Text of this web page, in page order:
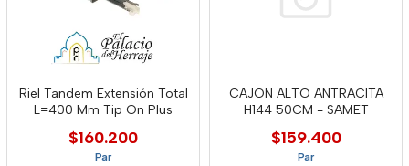
Riel Tandem Extensión Total
L=400 Mm Tip On Plus
$160.200
Par
CAJON ALTO ANTRACITA
H144 50CM - SAMET
$159.400
Par